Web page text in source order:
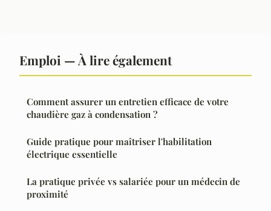
Emploi — À lire également
Comment assurer un entretien efficace de votre
chaudière gaz à condensation ?
Guide pratique pour maîtriser l'habilitation
électrique essentielle
La pratique privée vs salariée pour un médecin de
proximité